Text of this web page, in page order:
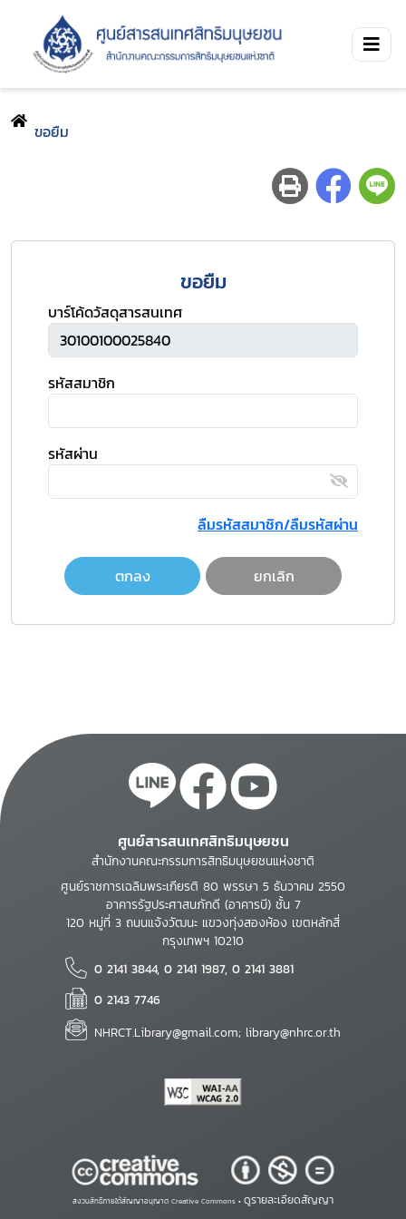
ขอยืม
ขอยืม
บาร์โค้ดวัสดุสารสนเทศ
รหัสสมาชิก
รหัสผ่าน
ลืมรหัสสมาชิก/ลืมรหัสผ่าน
ตกลง ยกเลิก
ศูนย์สารสนเทศสิทธิมนุษยชน
สำนักงานคณะกรรมการสิทธิมนุษยชนแห่งชาติ
ศูนย์ราชการเฉลิมพระเกียรติ 80 พรรษา 5 ธันวาคม 2550
อาคารรัฐประศาสนภักดี (อาคารบี) ชั้น 7
120 หมู่ที่ 3 ถนนแจ้งวัฒนะ แขวงทุ่งสองห้อง เขตหลักสี่
กรุงเทพฯ 10210
0 2141 3844, 0 2141 1987, 0 2141 3881
0 2143 7746
NHRCT.Library@gmail.com; library@nhrc.or.th
สงวนสิทธิ์ภายใต้สัญญาอนุญาต Creative Commons • ดูรายละเอียดสัญญา